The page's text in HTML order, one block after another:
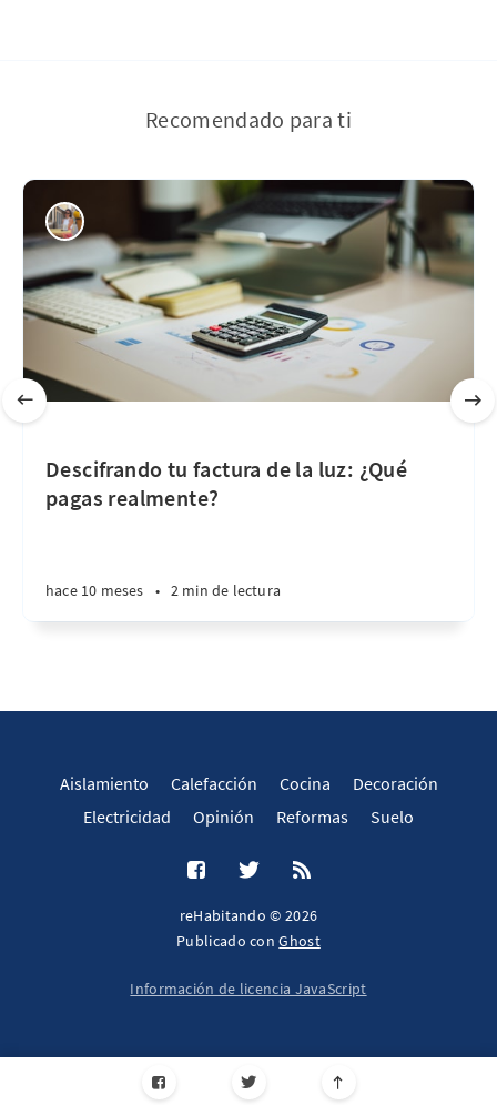
Recomendado para ti
Descifrando tu factura de la luz: ¿Qué
pagas realmente?
hace 10 meses • 2 min de lectura
Aislamiento Calefacción Cocina
Decoración
Electricidad
Opinión Reformas Suelo
reHabitando © 2026
Publicado conGhost
Información de licencia JavaScript